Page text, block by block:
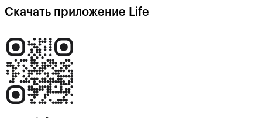
Скачать приложение Life